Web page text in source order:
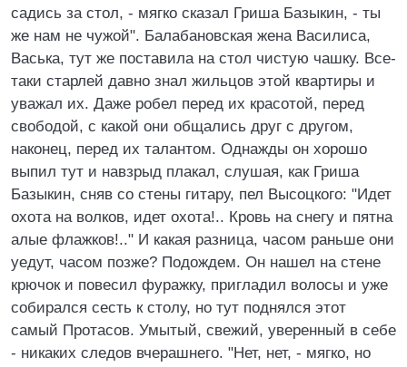
садись за стол, - мягко сказал Гриша Базыкин, - ты
же нам не чужой". Балабановская жена Василиса,
Васька, тут же поставила на стол чистую чашку. Все-
таки старлей давно знал жильцов этой квартиры и
уважал их. Даже робел перед их красотой, перед
свободой, с какой они общались друг с другом,
наконец, перед их талантом. Однажды он хорошо
выпил тут и навзрыд плакал, слушая, как Гриша
Базыкин, сняв со стены гитару, пел Высоцкого: "Идет
охота на волков, идет охота!.. Кровь на снегу и пятна
алые флажков!.." И какая разница, часом раньше они
уедут, часом позже? Подождем. Он нашел на стене
крючок и повесил фуражку, пригладил волосы и уже
собирался сесть к столу, но тут поднялся этот
самый Протасов. Умытый, свежий, уверенный в себе
- никаких следов вчерашнего. "Нет, нет, - мягко, но